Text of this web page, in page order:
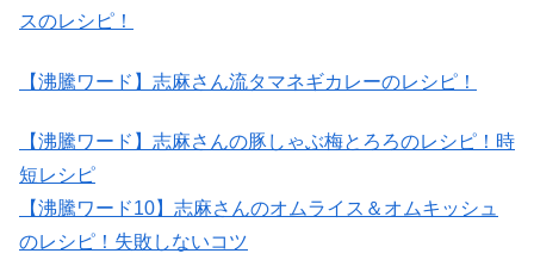
スのレシピ！
【沸騰ワード】志麻さん流タマネギカレーのレシピ！
【沸騰ワード】志麻さんの豚しゃぶ梅とろろのレシピ！時
短レシピ
【沸騰ワード10】志麻さんのオムライス＆オムキッシュ
のレシピ！失敗しないコツ